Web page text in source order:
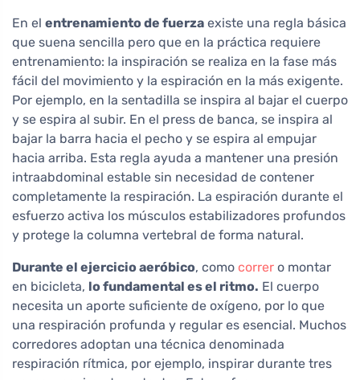
En el entrenamiento de fuerza existe una regla básica
que suena sencilla pero que en la práctica requiere
entrenamiento: la inspiración se realiza en la fase más
fácil del movimiento y la espiración en la más exigente.
Por ejemplo, en la sentadilla se inspira al bajar el cuerpo
y se espira al subir. En el press de banca, se inspira al
bajar la barra hacia el pecho y se espira al empujar
hacia arriba. Esta regla ayuda a mantener una presión
intraabdominal estable sin necesidad de contener
completamente la respiración. La espiración durante el
esfuerzo activa los músculos estabilizadores profundos
y protege la columna vertebral de forma natural.
Durante el ejercicio aeróbico, como correr o montar
en bicicleta, lo fundamental es el ritmo. El cuerpo
necesita un aporte suficiente de oxígeno, por lo que
una respiración profunda y regular es esencial. Muchos
corredores adoptan una técnica denominada
respiración rítmica, por ejemplo, inspirar durante tres